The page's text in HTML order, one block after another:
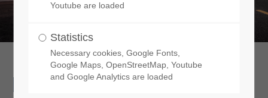
News aus der Branche
Youtube are loaded
Statistics
Necessary cookies, Google Fonts,
Google Maps, OpenStreetMap, Youtube
and Google Analytics are loaded